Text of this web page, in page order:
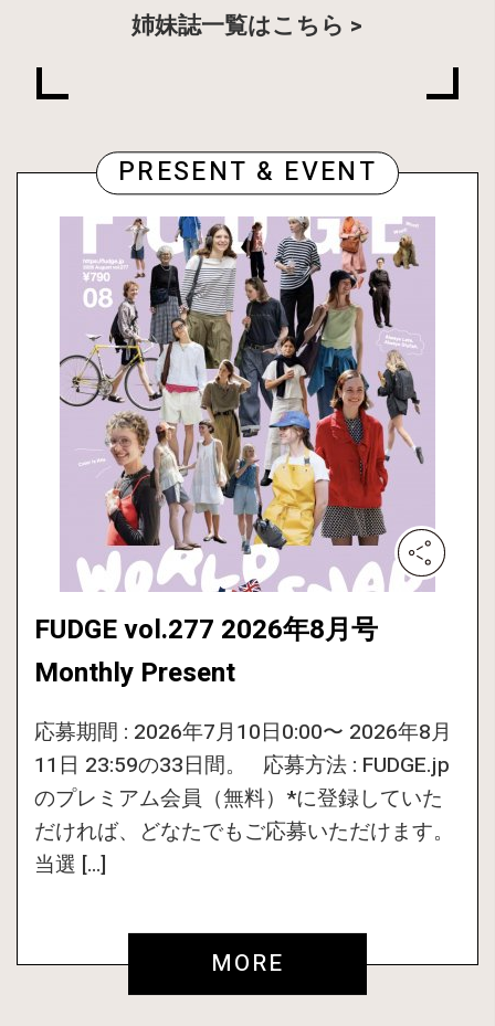
姉妹誌一覧はこちら
PRESENT & EVENT
FUDGE vol.277 2026年8月号
Monthly Present
応募期間 : 2026年7月10日0:00〜 2026年8月
11日 23:59の33日間。 応募方法 : FUDGE.jp
のプレミアム会員（無料）*に登録していた
だければ、どなたでもご応募いただけます。
当選 […]
MORE